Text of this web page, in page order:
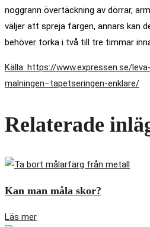
noggrann övertäckning av dörrar,
väljer att spreja färgen, annars kan
behöver torka i två till tre timmar
Källa: https://www.expressen.se/
malningen–tapetseringen-enklare/
Relaterade
Kan man måla skor?
Läs mer